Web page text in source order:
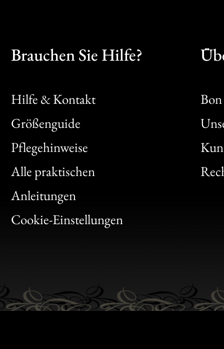
Brauchen Sie Hilfe?
Hilfe & Kontakt
Größenguide
Pflegehinweise
Alle praktischen
Anleitungen
Cookie-Einstellungen
Bon
Clic